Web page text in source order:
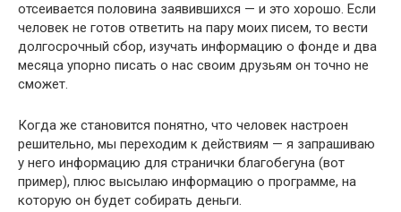
отсеивается половина заявившихся — и это хорошо. Если
человек не готов ответить на пару моих писем, то вести
долгосрочный сбор, изучать информацию о фонде и два
месяца упорно писать о нас своим друзьям он точно не
сможет.
Когда же становится понятно, что человек настроен
решительно, мы переходим к действиям — я запрашиваю
у него информацию для странички благобегуна (вот
пример), плюс высылаю информацию о программе, на
которую он будет собирать деньги.